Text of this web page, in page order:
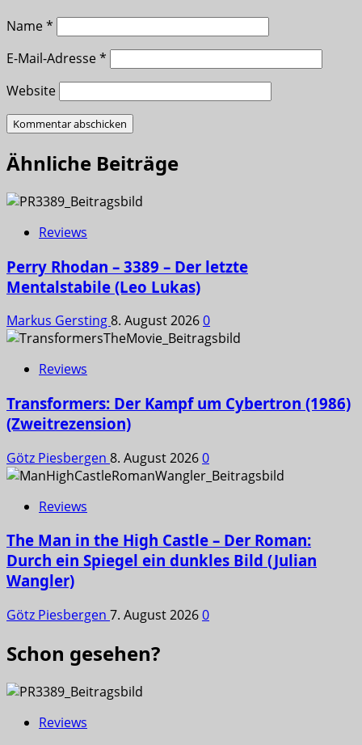
Name*
E-Mail-Adresse*
Website
Ähnliche Beiträge
Reviews
Perry Rhodan – 3389 – Der letzte
Mentalstabile (Leo Lukas)
Markus Gersting8. August 20260
Reviews
Transformers: Der Kampf um Cybertron (1986)
(Zweitrezension)
Götz Piesbergen 8. August 20260
Reviews
The Man in the High Castle – Der Roman:
Durch ein Spiegel ein dunkles Bild (Julian
Wangler)
Götz Piesbergen 7. August 20260
Schon gesehen?
Reviews